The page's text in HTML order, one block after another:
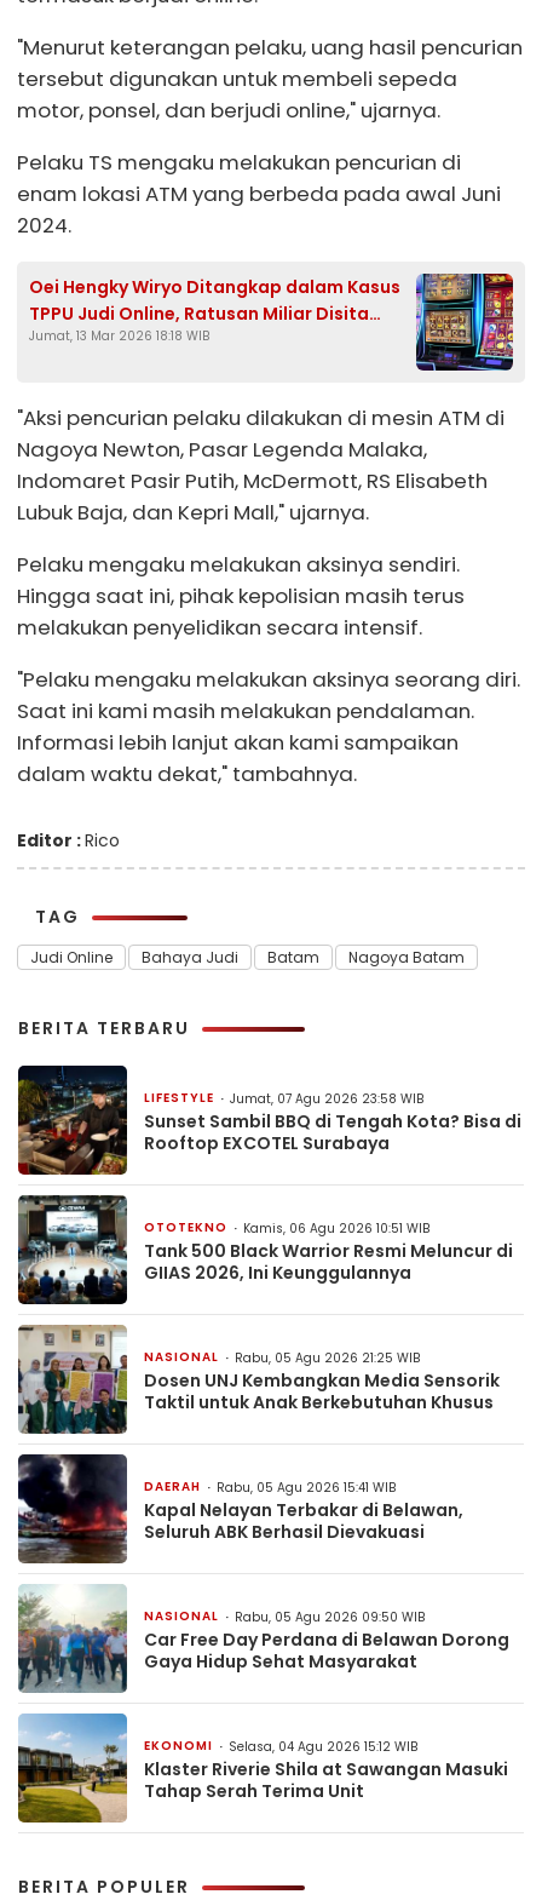
"Menurut keterangan pelaku, uang hasil pencurian
tersebut digunakan untuk membeli sepeda
motor, ponsel, dan berjudi online," ujarnya.
Pelaku TS mengaku melakukan pencurian di
enam lokasi ATM yang berbeda pada awal Juni
2024.
Oei Hengky Wiryo Ditangkap dalam Kasus
TPPU Judi Online, Ratusan Miliar Disita
Negara
Jumat, 13 Mar 2026 18:18 WIB
"Aksi pencurian pelaku dilakukan di mesin ATM di
Nagoya Newton, Pasar Legenda Malaka,
Indomaret Pasir Putih, McDermott, RS Elisabeth
Lubuk Baja, dan Kepri Mall," ujarnya.
Pelaku mengaku melakukan aksinya sendiri.
Hingga saat ini, pihak kepolisian masih terus
melakukan penyelidikan secara intensif.
"Pelaku mengaku melakukan aksinya seorang diri.
Saat ini kami masih melakukan pendalaman.
Informasi lebih lanjut akan kami sampaikan
dalam waktu dekat," tambahnya.
Editor :Rico
TAG
Judi Online Bahaya Judi Batam Nagoya Batam
BERITA TERBARU
LIFESTYLE Jumat, 07 Agu 2026 23:58 WIB
Sunset Sambil BBQ di Tengah Kota? Bisa di
Rooftop EXCOTEL Surabaya
OTOTEKNO Kamis, 06 Agu 2026 10:51 WIB
Tank 500 Black Warrior Resmi Meluncur di
GIIAS 2026, Ini Keunggulannya
NASIONAL Rabu, 05 Agu 2026 21:25 WIB
Dosen UNJ Kembangkan Media Sensorik
Taktil untuk Anak Berkebutuhan Khusus
DAERAH Rabu, 05 Agu 2026 15:41 WIB
Kapal Nelayan Terbakar di Belawan,
Seluruh ABK Berhasil Dievakuasi
NASIONAL Rabu, 05 Agu 2026 09:50 WIB
Car Free Day Perdana di Belawan Dorong
Gaya Hidup Sehat Masyarakat
EKONOMI Selasa, 04 Agu 2026 15:12 WIB
Klaster Riverie Shila at Sawangan Masuki
Tahap Serah Terima Unit
BERITA POPULER